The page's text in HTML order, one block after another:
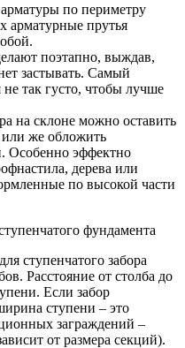
по периметру
арматурные прутья
поэтапно, выждав,
застывать. Самый
так густо, чтобы лучше
на склоне можно оставить
же обложить
Особенно эффектно
дерева или
по высокой части
фундамента
ступенчатого забора
Расстояние от столба до
Если забор
ступени – это
заграждений –
от размера секций).